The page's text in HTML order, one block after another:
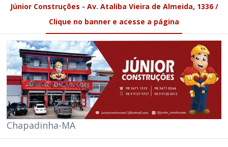
Júnior Construções - Av. Ataliba Vieira de Almeida, 1336 /
Clique no banner e acesse a página
Chapadinha-MA